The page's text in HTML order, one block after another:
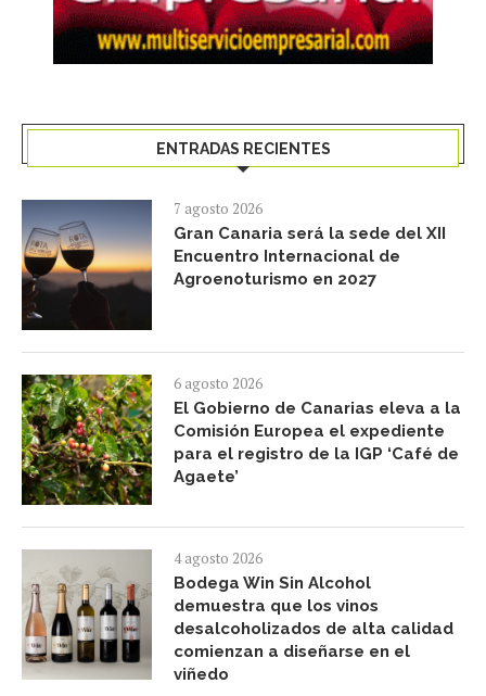
ENTRADAS RECIENTES
7 agosto 2026
Gran Canaria será la sede del XII
Encuentro Internacional de
Agroenoturismo en 2027
6 agosto 2026
El Gobierno de Canarias eleva a la
Comisión Europea el expediente
para el registro de la IGP ‘Café de
Agaete’
4 agosto 2026
Bodega Win Sin Alcohol
demuestra que los vinos
desalcoholizados de alta calidad
comienzan a diseñarse en el
viñedo